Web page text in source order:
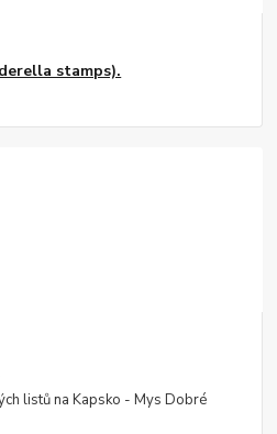
stamps).
listů na Kapsko - Mys Dobré